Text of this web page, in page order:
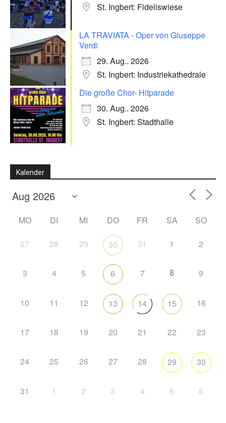
St. Ingbert: Fideliswiese
LA TRAVIATA - Oper von Giuseppe
Verdi
29. Aug.. 2026
St. Ingbert: Industriekathedrale
Die große Chor- Hitparade
30. Aug.. 2026
St. Ingbert: Stadthalle
Kalender
MO DI MI DO FR SA SO
27 28 29 30 31 1 2
3 4 5 6 7 8 9
10 11 12 13 14 15 16
17 18 19 20 21 22 23
24 25 26 27 28 29 30
31 1 2 3 4 5 6